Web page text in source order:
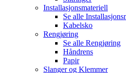
Installasjonsmateriell
Se alle
Kabelsko
Rengjøring
Se alle Rengjøring
Håndrens
Papir
Slanger og Klemmer